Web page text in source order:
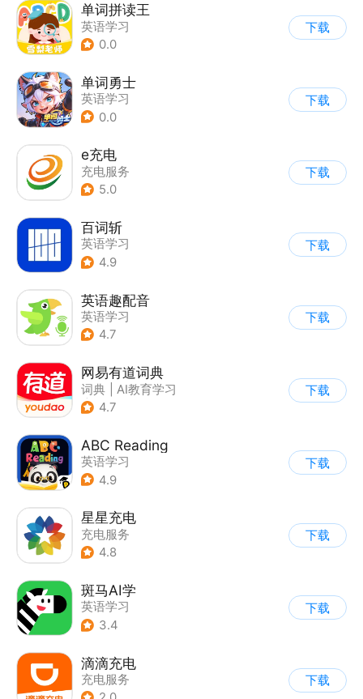
单词拼读王
英语学习
0.0
下载
单词勇士
英语学习
0.0
下载
e充电
充电服务
5.0
下载
百词斩
英语学习
4.9
下载
英语趣配音
英语学习
4.7
下载
网易有道词典
词典
AI教育学习
| 英语学习
4.7
下载
ABC Reading
英语学习
4.9
下载
星星充电
充电服务
4.8
下载
斑马AI学
英语学习
3.4
下载
滴滴充电
充电服务
下载